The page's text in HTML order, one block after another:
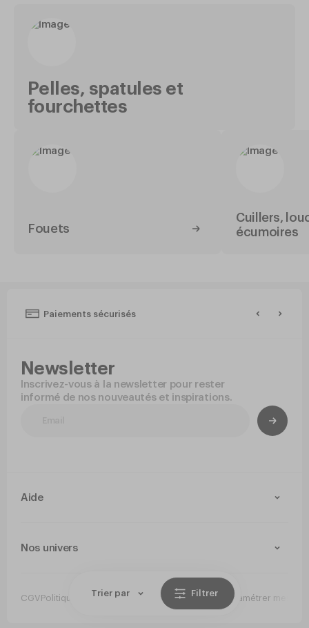
Filtrer
Trier par
Pelles, spatules et
fourchettes
Fouets
Cuillers,
écumoires
Paiements sécurisés
Newsletter
Inscrivez-vous à la newsletter pour rester
informé de nos nouveautés et inspirations.
Aide
Livraison et retours
Nos univers
Cuisine
CGVPolitique de confidentialité Mentions légales Paramétrer mes